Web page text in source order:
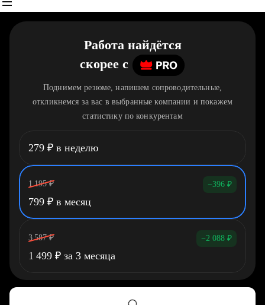
Работа найдётся
скорее c
Поднимем резюме, напишем сопроводительные,
откликнемся за вас в выбранные компании и покажем
статистику по конкурентам
279 ₽ в неделю
1 195 ₽ −396 ₽
799 ₽ в месяц
3 587 ₽ −2 088 ₽
1 499 ₽ за 3 месяца